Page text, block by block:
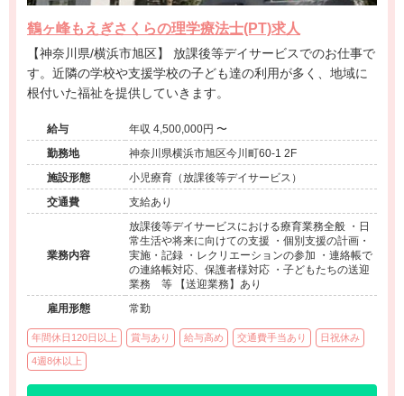
鶴ヶ峰もえぎさくらの理学療法士(PT)求人
【神奈川県/横浜市旭区】 放課後等デイサービスでのお仕事で
す。近隣の学校や支援学校の子ども達の利用が多く、地域に
根付いた福祉を提供していきます。
給与
年収 4,500,000円 〜
勤務地
神奈川県横浜市旭区今川町60-1 2F
施設形態
小児療育（放課後等デイサービス）
交通費
支給あり
業務内容
放課後等デイサービスにおける療育業務全般 ・日
常生活や将来に向けての支援 ・個別支援の計画・
実施・記録 ・レクリエーションの参加 ・連絡帳で
の連絡帳対応、保護者様対応 ・子どもたちの送迎
業務 等 【送迎業務】あり
雇用形態
常勤
年間休日120日以上 賞与あり 給与高め 交通費手当あり 日祝休み
4週8休以上